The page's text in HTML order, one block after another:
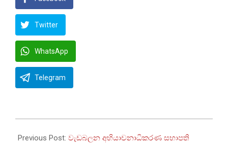
Twitter
WhatsApp
Telegram
02-
Previous Post: වැඩබලන අභියාචනාධිකරණ සභාපති